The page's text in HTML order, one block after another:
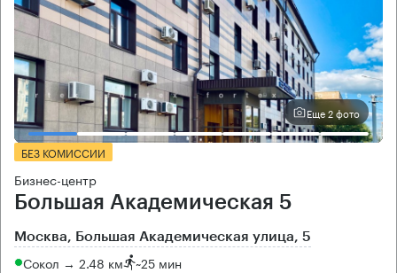
Еще 2 фото
БЕЗ КОМИССИИ
Бизнес-центр
Большая Академическая 5
Москва, Большая Академическая улица, 5
Сокол → 2.48 км ~25 мин